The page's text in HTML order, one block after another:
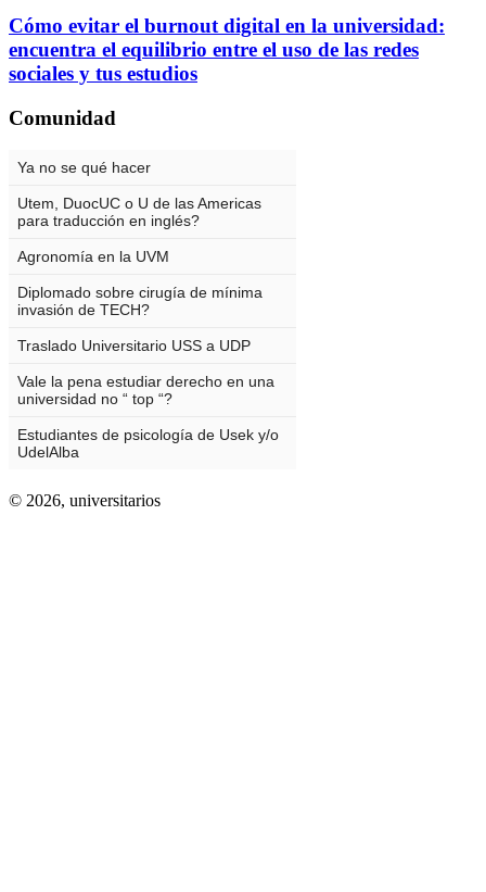
Cómo evitar el burnout digital en la universidad:
encuentra el equilibrio entre el uso de las redes
sociales y tus estudios
Comunidad
© 2026, universitarios